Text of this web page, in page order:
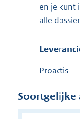
en je kunt
alle
Proactis
Soortgelijke